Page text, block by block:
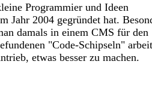
Programmier und Ideen
Jahr 2004 gegründet hat.
damals in einem CMS für den
"Code-Schipseln"
etwas besser zu machen.